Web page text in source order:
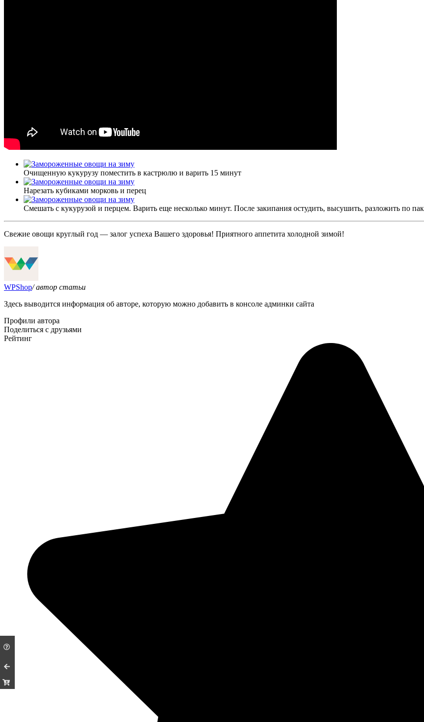
Очищенную кукурузу поместить в кастрюлю и варить 15 минут
Нарезать кубиками морковь и перец
Смешать с кукурузой и перцем. Варить еще несколько минут. После закипания остудить, высушить, разложить по
Свежие овощи круглый год — залог успеха Вашего здоровья! Приятного аппетита холодной зимой!
WPShop/ автор статьи
Здесь выводится информация об авторе, которую можно добавить в консоле админки сайта
Профили автора
Поделиться с друзьями
Рейтинг